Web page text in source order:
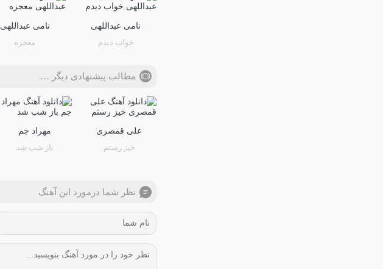
نامی عبداللهی
خواب دیدم
نامی عبداللهی
معجزه
مطالب پیشنهادی دیگر …
علی قمصری
خیز رستم
مهراد جم
باز شب شد
نظر شما درمورد این آهنگ